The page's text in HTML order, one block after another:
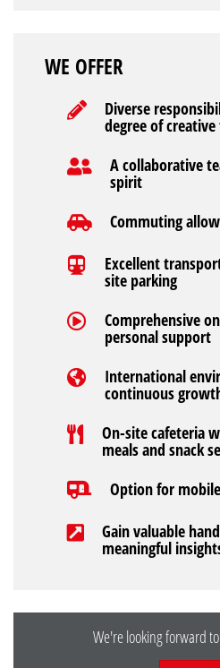
WE OFFER
Diverse
degree of
A collaborative
spirit
Commuting
Excellent
site parking
Comprehensive
personal support
International
continuous
On-site cafeteria
meals and snack
Option for
Gain valuable
meaningful
We're looking forward